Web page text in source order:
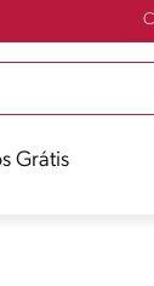
Grátis